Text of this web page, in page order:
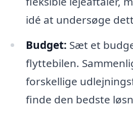
idé at undersøge
Budget: Sæt et
flyttebilen.
forskellige
finde den bedste